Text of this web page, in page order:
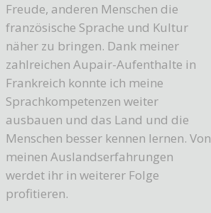
Freude, anderen Menschen die
französische Sprache und Kultur
näher zu bringen. Dank meiner
zahlreichen Aupair-Aufenthalte in
Frankreich konnte ich meine
Sprachkompetenzen weiter
ausbauen und das Land und die
Menschen besser kennen lernen. Von
meinen Auslandserfahrungen
werdet ihr in weiterer Folge
profitieren.